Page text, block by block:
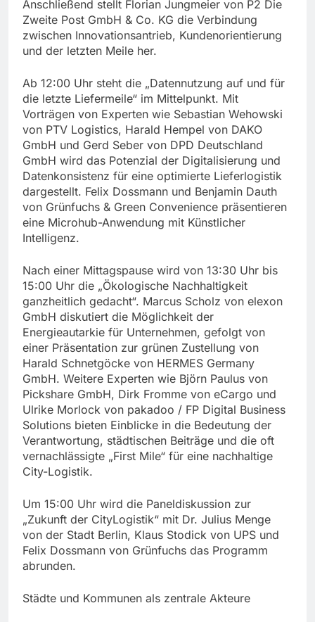
Anschließend stellt Florian Jungmeier von P2 Die
Zweite Post GmbH & Co. KG die Verbindung
zwischen Innovationsantrieb, Kundenorientierung
und der letzten Meile her.
Ab 12:00 Uhr steht die „Datennutzung auf und für
die letzte Liefermeile“ im Mittelpunkt. Mit
Vorträgen von Experten wie Sebastian Wehowski
von PTV Logistics, Harald Hempel von DAKO
GmbH und Gerd Seber von DPD Deutschland
GmbH wird das Potenzial der Digitalisierung und
Datenkonsistenz für eine optimierte Lieferlogistik
dargestellt. Felix Dossmann und Benjamin Dauth
von Grünfuchs & Green Convenience präsentieren
eine Microhub-Anwendung mit Künstlicher
Intelligenz.
Nach einer Mittagspause wird von 13:30 Uhr bis
15:00 Uhr die „Ökologische Nachhaltigkeit
ganzheitlich gedacht“. Marcus Scholz von elexon
GmbH diskutiert die Möglichkeit der
Energieautarkie für Unternehmen, gefolgt von
einer Präsentation zur grünen Zustellung von
Harald Schnetgöcke von HERMES Germany
GmbH. Weitere Experten wie Björn Paulus von
Pickshare GmbH, Dirk Fromme von eCargo und
Ulrike Morlock von pakadoo / FP Digital Business
Solutions bieten Einblicke in die Bedeutung der
Verantwortung, städtischen Beiträge und die oft
vernachlässigte „First Mile“ für eine nachhaltige
City-Logistik.
Um 15:00 Uhr wird die Paneldiskussion zur
„Zukunft der CityLogistik“ mit Dr. Julius Menge
von der Stadt Berlin, Klaus Stodick von UPS und
Felix Dossmann von Grünfuchs das Programm
abrunden.
Städte und Kommunen als zentrale Akteure